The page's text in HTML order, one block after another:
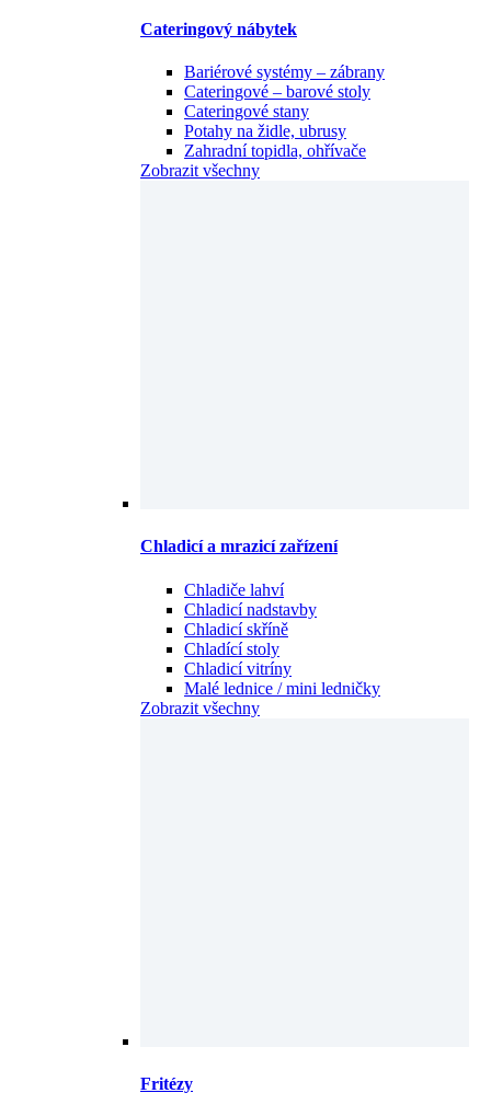
Cateringový nábytek
Bariérové systémy – zábrany
Cateringové – barové stoly
Cateringové stany
Potahy na židle, ubrusy
Zahradní topidla, ohřívače
Zobrazit všechny
Chladicí a mrazicí zařízení
Chladiče lahví
Chladicí nadstavby
Chladicí skříně
Chladící stoly
Chladicí vitríny
Malé lednice / mini ledničky
Zobrazit všechny
Fritézy